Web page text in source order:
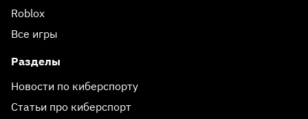
Roblox
Все игры
Разделы
Новости по киберспорту
Статьи про киберспорт